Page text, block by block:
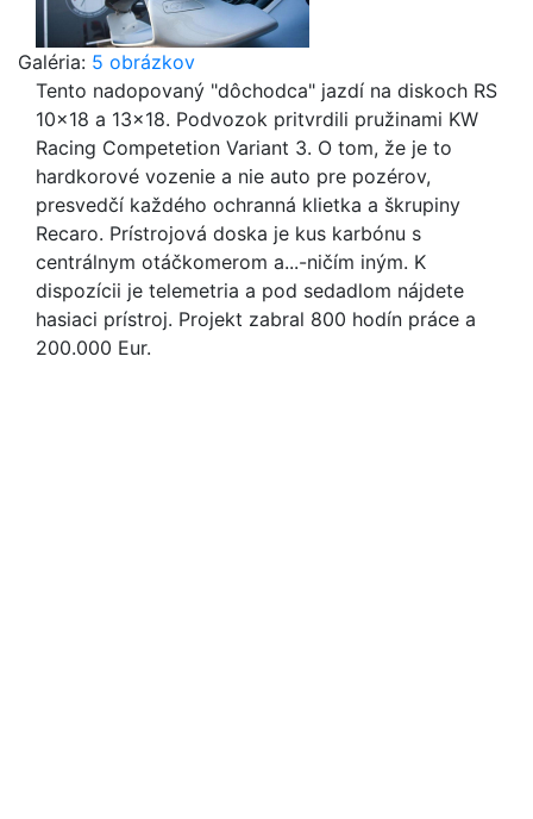
Galéria: 5 obrázkov
Tento nadopovaný "dôchodca" jazdí na diskoch RS
10x18 a 13x18. Podvozok pritvrdili pružinami KW
Racing Competetion Variant 3. O tom, že je to
hardkorové vozenie a nie auto pre pozérov,
presvedčí každého ochranná klietka a škrupiny
Recaro. Prístrojová doska je kus karbónu s
centrálnym otáčkomerom a...-ničím iným. K
dispozícii je telemetria a pod sedadlom nájdete
hasiaci prístroj. Projekt zabral 800 hodín práce a
200.000 Eur.